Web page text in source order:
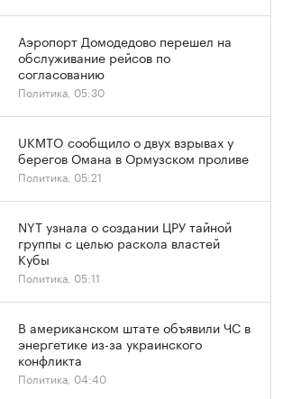
Аэропорт Домодедово перешел на
обслуживание рейсов по
согласованию
Политика, 05:30
UKMTO сообщило о двух взрывах у
берегов Омана в Ормузском проливе
Политика, 05:21
NYT узнала о создании ЦРУ тайной
группы с целью раскола властей
Кубы
Политика, 05:11
В американском штате объявили ЧС в
энергетике из-за украинского
конфликта
Политика, 04:40